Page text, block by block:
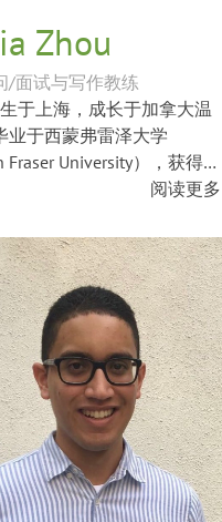
）、加州大学洛杉矶
）、密歇根大学安娜堡
of Michigan, Ann
南加州大学（USC）等世
学录取。
Zhou
/面试与写作教练
于上海，成长于加拿大温
业于西蒙弗雷泽大学
Fraser University），获得语
学士学位，并辅修课程与教
校语言科学及
English as a Second
）专业认证，具备扎实的
与教育学背景。目前，她同
列颠哥伦比亚大学（The
of British Columbia）科学
问。
大学交换学习，并参与韩国
TaLK（Teaching and
in Korea），积累了丰富的
育经验。毕业后，她于温哥
英语及雅思备考课程，帮
升语言能力与学术竞争力。
范迪信国际教育，专注于寄
请、面试培训、文书指导及
能力培养。
通过深入沟通帮助学生发
势，建立自信并提升表达能
其重视学生的个人成长与故
帮助学生在申请过程中展现
特的个人特质。多年来，她
助众多学生获得米德尔塞克
Middlesex School）、劳伦
校（The Lawrenceville
阅读更多